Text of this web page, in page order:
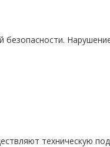
техническую